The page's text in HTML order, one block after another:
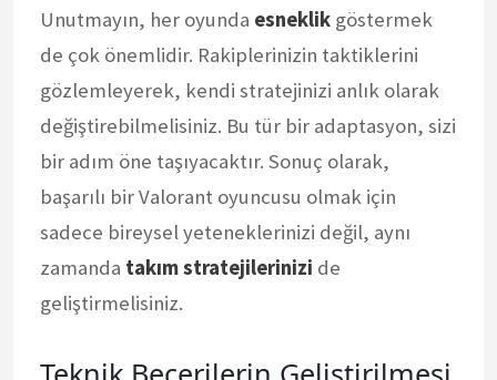
Unutmayın, her oyunda esneklik göstermek
de çok önemlidir. Rakiplerinizin taktiklerini
gözlemleyerek, kendi stratejinizi anlık olarak
değiştirebilmelisiniz. Bu tür bir adaptasyon, sizi
bir adım öne taşıyacaktır. Sonuç olarak,
başarılı bir Valorant oyuncusu olmak için
sadece bireysel yeteneklerinizi değil, aynı
zamanda takım stratejilerinizi de
geliştirmelisiniz.